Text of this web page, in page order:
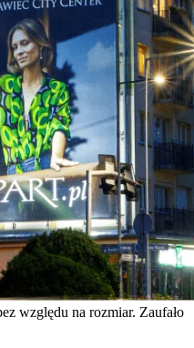
względu na rozmiar. Zaufało